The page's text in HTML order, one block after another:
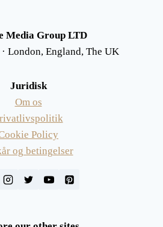
Media Group LTD
London, England, The UK
Juridisk
Om os
Policy
og betingelser